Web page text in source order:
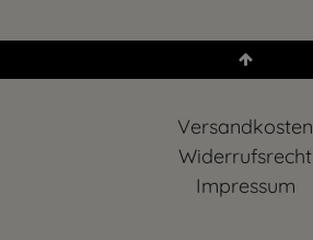
Versandkosten
Widerrufs­recht
Impressum